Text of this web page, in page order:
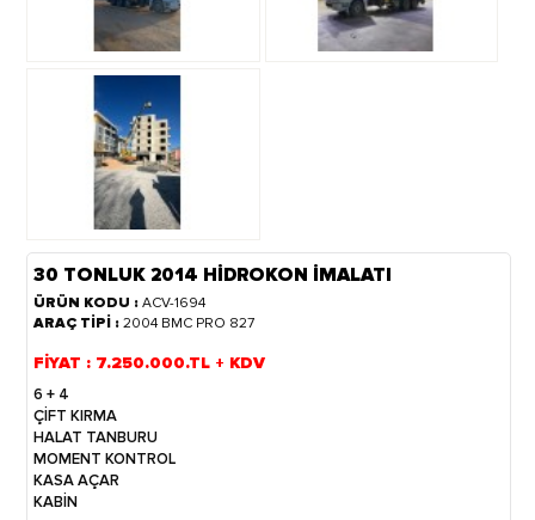
30 TONLUK 2014 HİDROKON İMALATI
ÜRÜN KODU :ACV-1694
ARAÇ TİPİ :2004 BMC PRO 827
FİYAT : 7.250.000.TL + KDV
6 + 4
ÇİFT KIRMA
HALAT TANBURU
MOMENT KONTROL
KASA AÇAR
KABİN